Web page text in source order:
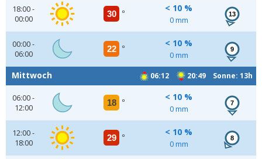
18:00 -
00:00
30 °
< 10 %
0 mm
13
00:00 -
06:00
22 °
< 10 %
0 mm
9
06:12 20:49 Sonne: 13h
Mittwoch
06:00 -
12:00
18 °
< 10 %
0 mm
7
12:00 -
18:00
29 °
< 10 %
0 mm
8